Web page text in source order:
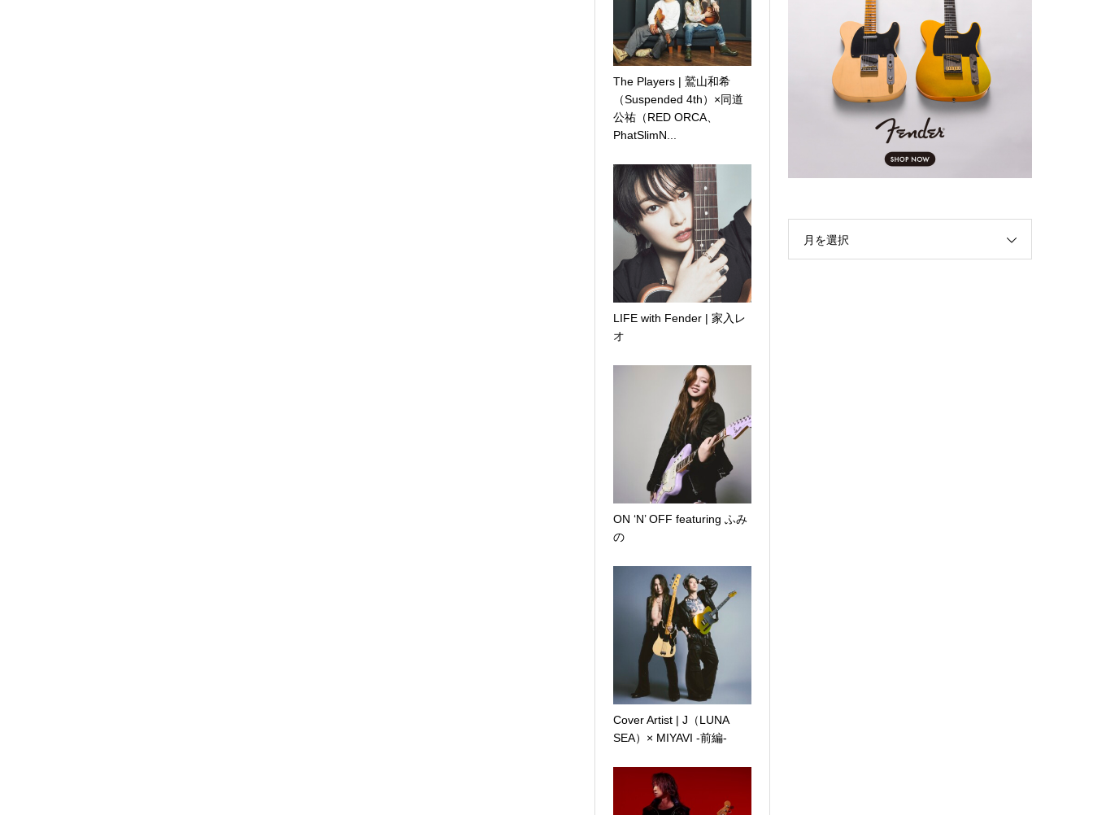
The Players | 鷲山和希
（Suspended 4th）×同道
公祐（RED ORCA、
PhatSlimN...
LIFE with Fender | 家入レ
オ
ON ‘N’ OFF featuring ふみ
の
Cover Artist | J（LUNA
SEA）× MIYAVI -前編-
月を選択